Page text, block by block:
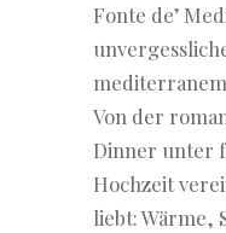
Fonte de’
Von der
Dinner unter
Hochzeit
liebt: Wärme,